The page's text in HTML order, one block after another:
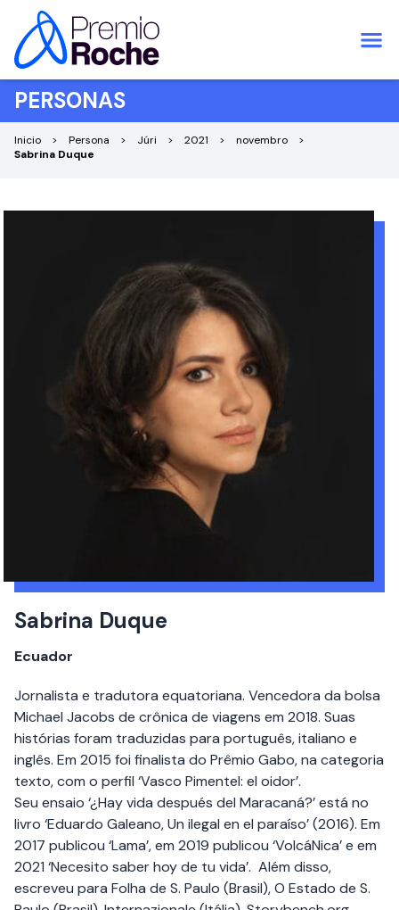
Pular para o conteúdo
PERSONAS
Inicio Persona Júri 2021
novembro
Sabrina Duque
Sabrina Duque
Ecuador
Jornalista e tradutora equatoriana. Vencedora da bolsa
Michael Jacobs de crônica de viagens em 2018. Suas
histórias foram traduzidas para português, italiano e
inglês. Em 2015 foi finalista do Prêmio Gabo, na categoria
texto, com o perfil ‘Vasco Pimentel: el oidor’.
Seu ensaio ‘¿Hay vida después del Maracaná?’ está no
livro ‘Eduardo Galeano, Un ilegal en el paraíso’ (2016). Em
2017 publicou ‘Lama’, em 2019 publicou ‘VolcáNica’ e em
2021 ‘Necesito saber hoy de tu vida’. Além disso,
escreveu para Folha de S. Paulo (Brasil), O Estado de S.